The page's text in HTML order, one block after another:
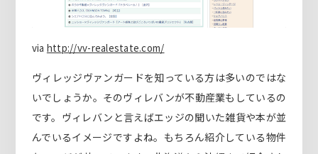
via http://vv-realestate.com/
ヴィレッジヴァンガードを知っている方は多いのではな
いでしょうか。そのヴィレバンが不動産業もしているの
です。ヴィレバンと言えばエッジの聞いた雑貨や本が並
んでいるイメージですよね。もちろん紹介している物件